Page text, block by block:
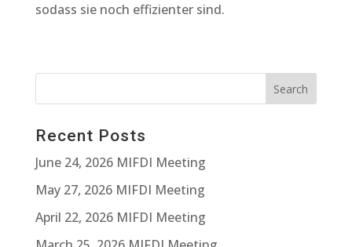
sodass sie noch effizienter sind.
Recent Posts
June 24, 2026 MIFDI Meeting
May 27, 2026 MIFDI Meeting
April 22, 2026 MIFDI Meeting